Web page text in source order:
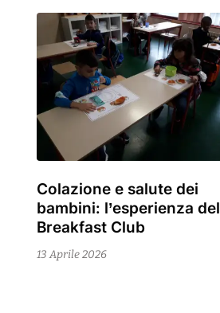
Colazione e salute dei
bambini: l’esperienza del
Breakfast Club
13 Aprile 2026
13
Aprile
2026